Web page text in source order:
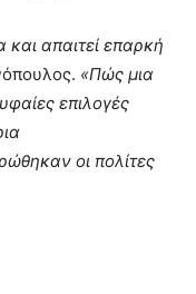
απαιτεί επαρκή
«Πώς μια
επιλογές
οι πολίτες